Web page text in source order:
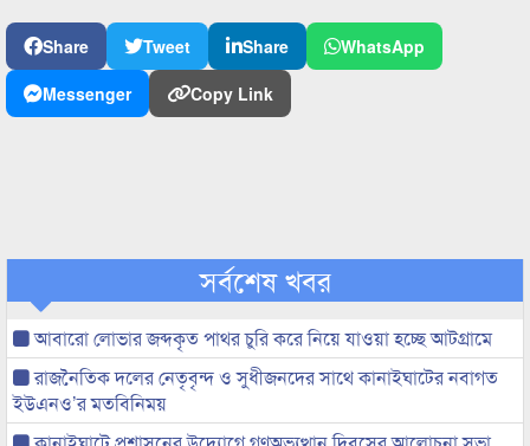
Share Tweet Share
WhatsApp
Messenger
Copy Link
সর্বশেষ খবর
আবারো লোভার জব্দকৃত পাথর চুরি করে নিয়ে যাওয়া হচ্ছে আটগ্রামে
রাজনৈতিক দলের নেতৃবৃন্দ ও সুধীজনদের সাথে কানাইঘাটের নবাগত
ইউএনও’র মতবিনিময়